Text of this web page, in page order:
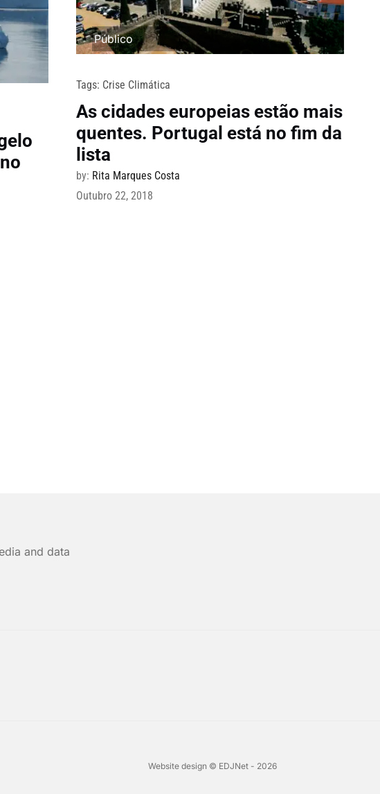
Público
Tags: Crise Climática
As cidades europeias estão mais
quentes. Portugal está no fim da
lista
by: Rita Marques Costa
Outubro 22, 2018
and data
Website design © EDJNet - 2026